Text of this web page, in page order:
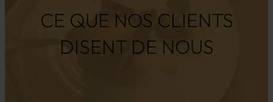
CE QUE NOS CLIENTS
DISENT DE NOUS